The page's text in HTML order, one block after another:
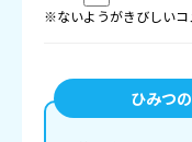
※ないようがきびしいコ
ひみつ